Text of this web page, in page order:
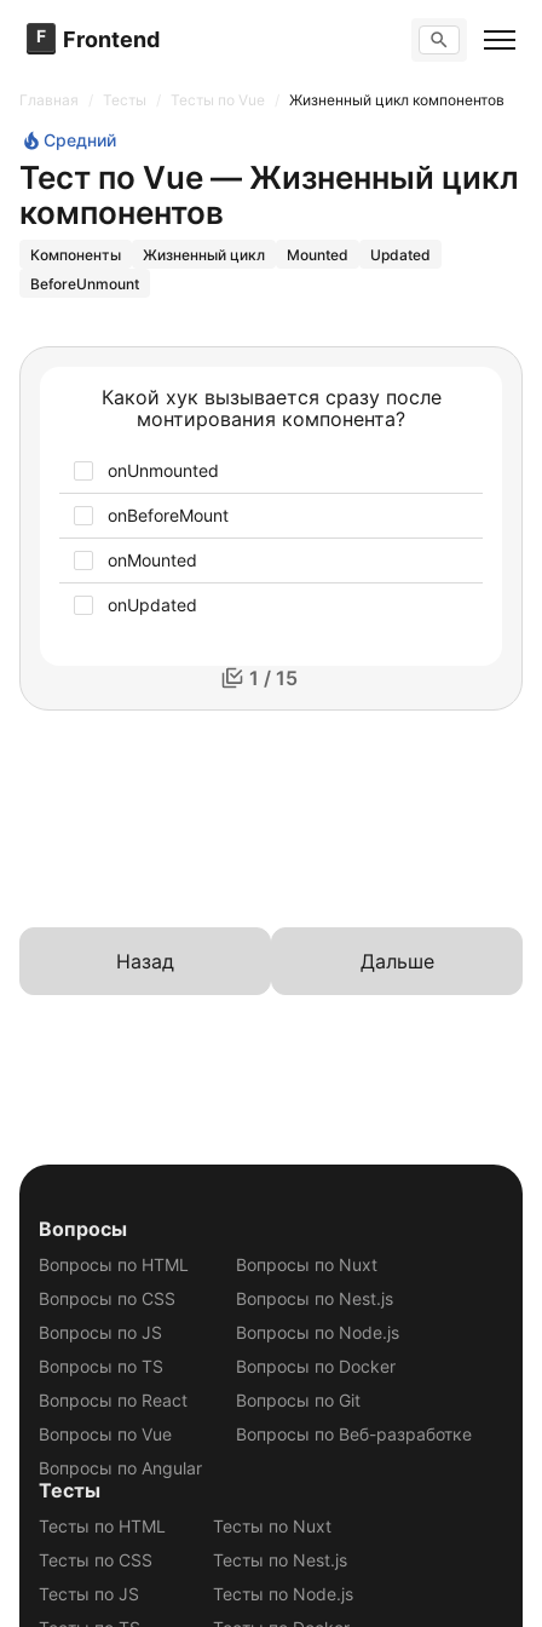
F Frontend Поиск по сайту
Тренажер вопросов
Главная Тесты Тесты по Vue Жизненный цикл компонентов
Средний
Тест по Vue — Жизненный цикл
компонентов
Компоненты Жизненный цикл Mounted
Updated
BeforeUnmount
Какой хук вызывается сразу после
монтирования компонента?
onUnmounted
onBeforeMount
onMounted
onUpdated
1 / 15
Назад Дальше
Вопросы
Вопросы по HTML
Вопросы по CSS
Вопросы по JS
Вопросы по TS
Вопросы по React
Вопросы по Vue
Вопросы по Angular
Вопросы по Nuxt
Вопросы по Nest.js
Вопросы по Node.js
Вопросы по Docker
Вопросы по Git
Вопросы по Веб-разработке
Тесты
Тесты по HTML
Тесты по CSS
Тесты по JS
Тесты по Nuxt
Тесты по Nest.js
Тесты по Node.js